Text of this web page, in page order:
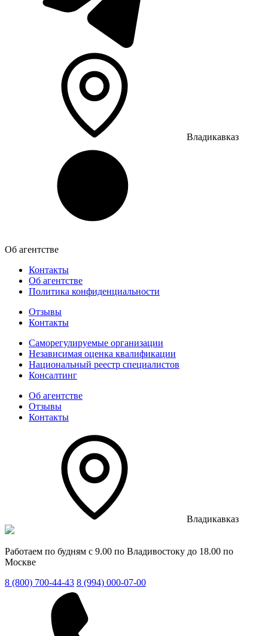
Владикавказ
Об агентстве
Контакты
Об агентстве
Политика конфиденциальности
Отзывы
Контакты
Саморегулируемые организации
Независимая оценка квалификации
Национальный реестр специалистов
Консалтинг
Об агентстве
Отзывы
Контакты
Владикавказ
Работаем по будням с 9.00 по Владивостоку до 18.00 по
Москве
8 (800) 700-44-43 8 (994) 000-07-00